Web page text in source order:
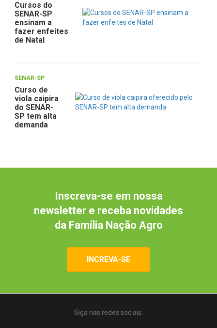
Cursos do
SENAR-SP
ensinam a
fazer enfeites
de Natal
SENAR-SP
Curso de
viola caipira
do SENAR-
SP tem alta
demanda
Inscreva-se em nossa
newsletter e receba novidades
da Família Nação Agro
INCREVA-SE
Siga nas redes sociais: